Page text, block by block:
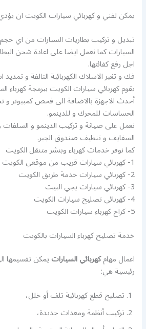
يمكن لفني و كهربائي سيارات الكويت ان
تبديل و تركيب بطاريات السيارات من اي
السيارات كما نعمل ايضا على اعادة شحن
اجل رفع كفائتها.
فك و تغير الاسلاك الكهربائية التالفة و
يقوم كهربائي سيارات الكويت ببرمجة كهرباء
أحدث الاجهزة بالاضافة الى فحص كمبيوتر و
الحساسات للمحرك و للدينمو.
نعمل على صيانة و تركيب الدينمو و السلفات
السفايف و تنظيف صندوق الجير.
كما نوفر خدمات كهرباء وبنشر متنقل الكويت
1- كهربائي سيارات قريب من موقعي الكويت
2- كهربائي سيارات خدمة طريق الكويت
3- كهربائي سيارات يجي البيت
4- كهربائي تصليح سيارات الكويت
5- كراج كهرباء سيارات الكويت
خدمة تصليح كهرباء السيارات بالكويت
اعمال مهامكهربائي السياراتيمكن تقسيمها
رئيسية هي:
تصليح قطع كهربائية تلف أو خلل،
تركيب أنظمة ومعدات جديدة،